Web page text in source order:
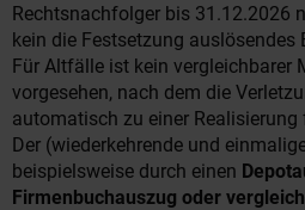
Rechtsnachfolger bis 31.12.2026
kein die Festsetzung auslösendes
Für Altfälle ist kein vergleichbarer
vorgesehen, nach dem die
automatisch zu einer Realisierung
Der (wiederkehrende und
beispielsweise durch einen
Firmenbuchauszug oder